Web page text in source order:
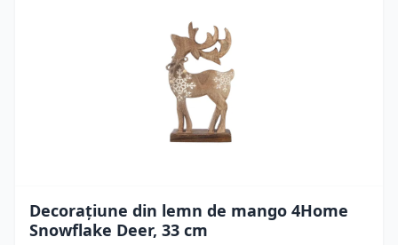
Decorațiune din lemn de mango 4Home
Snowflake Deer, 33 cm